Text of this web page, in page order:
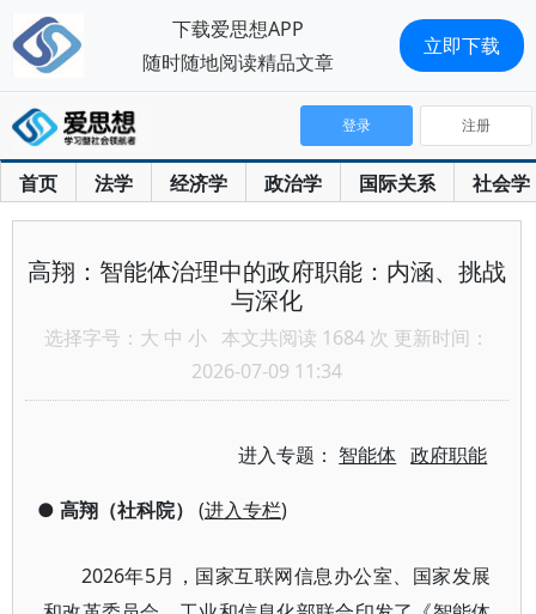
首页 法学 经济学 政治学 国际关系 社会学
登录 注册
高翔：智能体治理中的政府职能：内涵、挑战
与深化
选择字号： 大 中 小 本文共阅读 1684 次 更新时间：
2026-07-09 11:34
进入专题： 智能体 政府职能
● 高翔（社科院） (进入专栏)
2026年5月，国家互联网信息办公室、国家发展
下载爱思想APP
随时随地阅读精品文章
立即下载